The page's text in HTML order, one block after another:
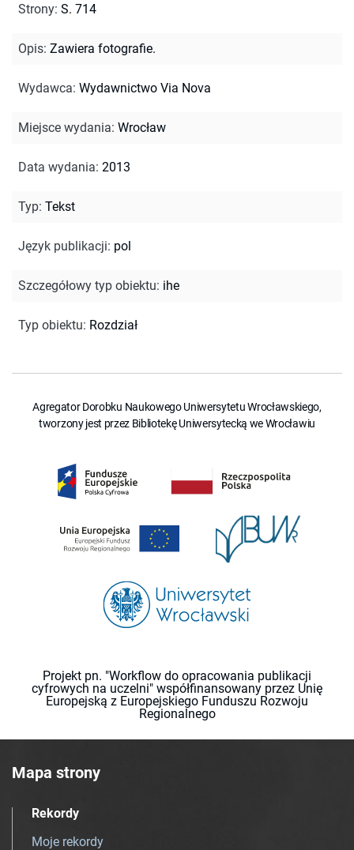
Strony: S. 714
Opis: Zawiera fotografie.
Wydawca: Wydawnictwo Via Nova
Miejsce wydania: Wrocław
Data wydania: 2013
Typ: Tekst
Język publikacji: pol
Szczegółowy typ obiektu: ihe
Typ obiektu: Rozdział
Agregator Dorobku Naukowego Uniwersytetu Wrocławskiego,
tworzony jest przez Bibliotekę Uniwersytecką we Wrocławiu
Projekt pn. "Workflow do opracowania publikacji
cyfrowych na uczelni" współfinansowany przez Unię
Europejską z Europejskiego Funduszu Rozwoju
Regionalnego
Mapa strony
Rekordy
Moje rekordy